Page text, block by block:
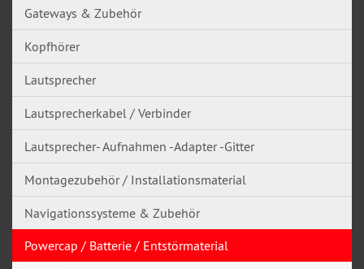
Gateways & Zubehör
Kopfhörer
Lautsprecher
Lautsprecherkabel / Verbinder
Lautsprecher- Aufnahmen -Adapter -Gitter
Montagezubehör / Installationsmaterial
Navigationssysteme & Zubehör
Powercap / Batterie / Entstörmaterial